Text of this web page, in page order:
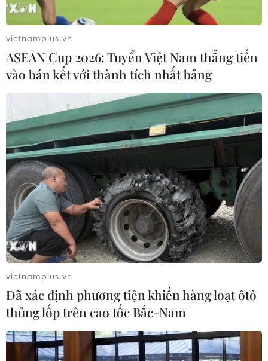
vietnamplus.vn
ASEAN Cup 2026: Tuyển Việt Nam thẳng tiến
vào bán kết với thành tích nhất bảng
vietnamplus.vn
Đã xác định phương tiện khiến hàng loạt ôtô
thủng lốp trên cao tốc Bắc-Nam